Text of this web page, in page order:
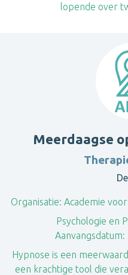
lopende over
Meerdaagse
Organisatie: Academie
Psychologie en
Aanvangsdatum:
Hypnose is een
een krachtige tool die